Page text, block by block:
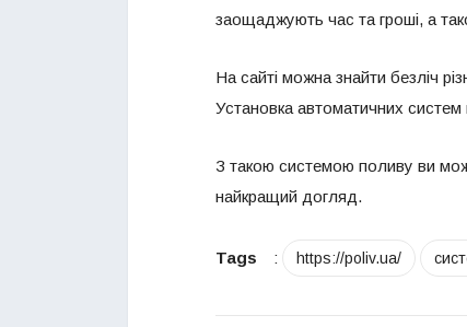
заощаджують час та гроші, а
На сайті можна знайти безліч
Установка автоматичних
З такою системою поливу ви
найкращий догляд.
Tags : https://poliv.ua/